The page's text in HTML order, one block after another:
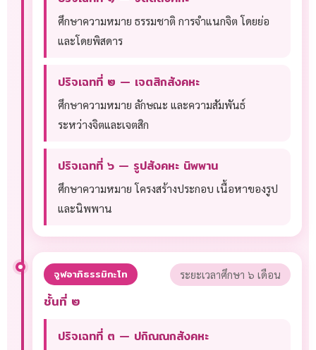
ศึกษาความหมาย ธรรมชาติ การจำแนกจิต โดยย่อ
และโดยพิสดาร
ปริจเฉทที่ ๒ — เจตสิกสังคหะ
ศึกษาความหมาย ลักษณะ และความสัมพันธ์
ระหว่างจิตและเจตสิก
ปริจเฉทที่ ๖ — รูปสังคหะ นิพพาน
ศึกษาความหมาย โครงสร้างประกอบ เนื้อหาของรูป
และนิพพาน
จูฬอาภิธรรมิกะโท ระยะเวลาศึกษา ๖ เดือน
ชั้นที่ ๒
ปริจเฉทที่ ๓ — ปกิณณกสังคหะ